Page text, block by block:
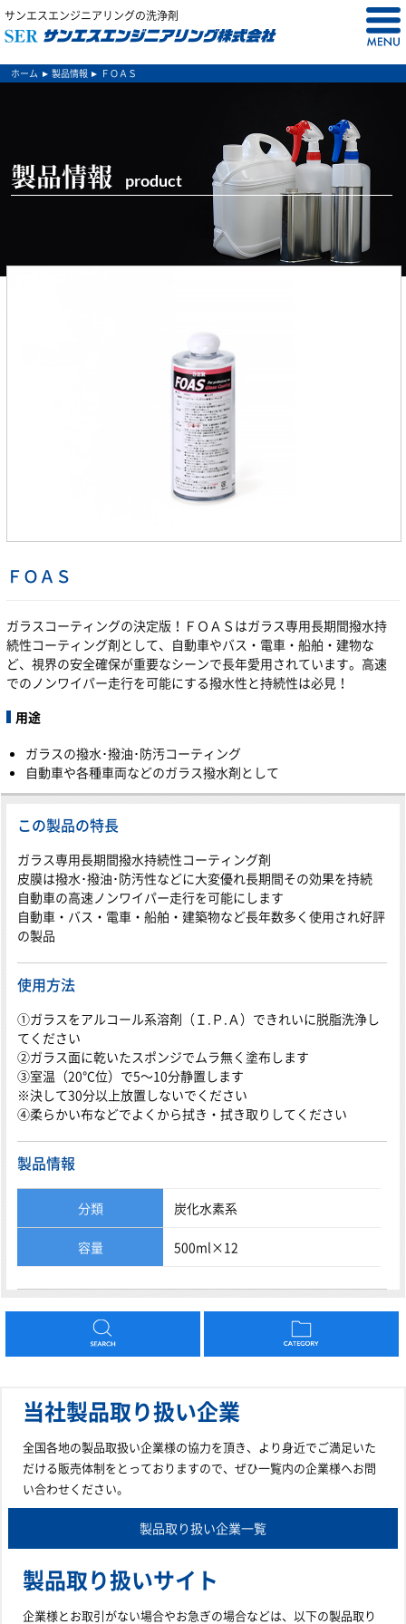
サンエスエンジニアリングの洗浄剤
ホーム 製品情報 ＦＯＡＳ
製品情報 product
ＦＯＡＳ
ガラスコーティングの決定版！ＦＯＡＳはガラス専用長期間撥水持
続性コーティング剤として、自動車やバス・電車・船舶・建物な
ど、視界の安全確保が重要なシーンで長年愛用されています。高速
でのノンワイパー走行を可能にする撥水性と持続性は必見！
用途
ガラスの撥水･撥油･防汚コーティング
自動車や各種車両などのガラス撥水剤として
この製品の特長
ガラス専用長期間撥水持続性コーティング剤
皮膜は撥水･撥油･防汚性などに大変優れ長期間その効果を持続
自動車の高速ノンワイパー走行を可能にします
自動車・バス・電車・船舶・建築物など長年数多く使用され好評
の製品
使用方法
①ガラスをアルコール系溶剤（Ｉ.Ｐ.Ａ）できれいに脱脂洗浄し
てください
②ガラス面に乾いたスポンジでムラ無く塗布します
③室温（20℃位）で5～10分静置します
※決して30分以上放置しないでください
④柔らかい布などでよくから拭き・拭き取りしてください
製品情報
分類 炭化水素系
容量 500ml×12
当社製品取り扱い企業
全国各地の製品取扱い企業様の協力を頂き、より身近でご満足いた
だける販売体制をとっておりますので、ぜひ一覧内の企業様へお問
い合わせください。
製品取り扱い企業一覧
製品取り扱いサイト
企業様とお取引がない場合やお急ぎの場合などは、以下の製品取り